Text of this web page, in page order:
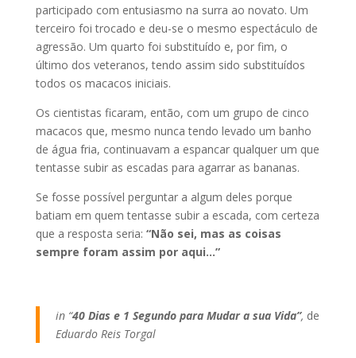
participado com entusiasmo na surra ao novato. Um
terceiro foi trocado e deu-se o mesmo espectáculo de
agressão. Um quarto foi substituído e, por fim, o
último dos veteranos, tendo assim sido substituídos
todos os macacos iniciais.
Os cientistas ficaram, então, com um grupo de cinco
macacos que, mesmo nunca tendo levado um banho
de água fria, continuavam a espancar qualquer um que
tentasse subir as escadas para agarrar as bananas.
Se fosse possível perguntar a algum deles porque
batiam em quem tentasse subir a escada, com certeza
que a resposta seria: “Não sei, mas as coisas
sempre foram assim por aqui…”
in “40 Dias e 1 Segundo para Mudar a sua Vida”, de
Eduardo Reis Torgal